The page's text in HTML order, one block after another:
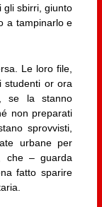
gli sbirri, giunto
a tampinarlo e
Le loro file,
studenti or ora
se la stanno
non preparati
sprovvisti,
urbane per
che – guarda
fatto sparire